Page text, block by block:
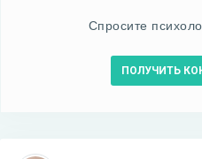
Спросите
ПОЛУЧИТЬ